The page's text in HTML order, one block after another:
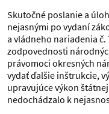
Skutočné poslanie a
nejasnými po vydaní
a vládneho nariadenia
zodpovednosti
právomoci okresných
vydať ďalšie inštrukcie,
upravujúce výkon
nedochádzalo k